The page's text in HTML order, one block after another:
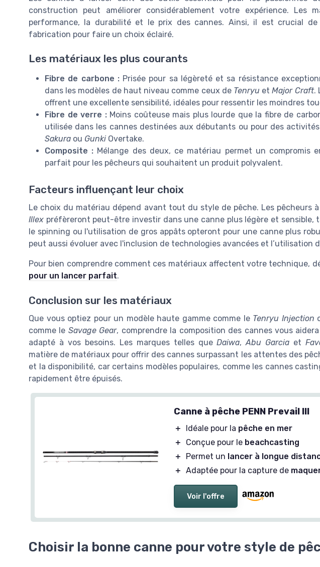
construction peut améliorer considérablement votre expérience. Les
performance, la durabilité et le prix des cannes. Ainsi, il est crucial
fabrication pour faire un choix éclairé.
Les matériaux les plus courants
Fibre de carbone :Prisée pour sa légèreté et sa résistance
dans les modèles de haut niveau comme ceux de Tenryu etMajor Craft.
offrent une excellente sensibilité, idéales pour ressentir les moindres
Fibre de verre :Moins coûteuse mais plus lourde que la fibre de
utilisée dans les cannes destinées aux débutants ou pour des
Sakura ou Gunki Overtake.
Composite : Mélange des deux, ce matériau permet un compromis
parfait pour les pêcheurs qui souhaitent un produit polyvalent.
Facteurs influençant leur choix
Le choix du matériau dépend avant tout du style de pêche. Les pêcheurs
Illex préfèreront peut-être investir dans une canne plus légère et sensible,
le spinning ou l'utilisation de gros appâts opteront pour une canne plus
peut aussi évoluer avec l'inclusion de technologies avancées et l’utilisation
Pour bien comprendre comment ces matériaux affectent votre technique,
pour un lancer parfait.
Conclusion sur les matériaux
Que vous optiez pour un modèle haute gamme comme le Tenryu Injection
comme le Savage Gear, comprendre la composition des cannes vous
adapté à vos besoins. Les marques telles queDaiwa,Abu Garcia et
matière de matériaux pour offrir des cannes surpassant les attentes des
et la disponibilité, car certains modèles populaires, comme les cannes
rapidement être épuisés.
Canne à pêche PENN Prevail III
＋ Idéale pour la pêche en mer
＋
Conçue pour le beachcasting
＋
Permet un lancer à longue
＋ Adaptée pour la capture de
Voir l'offre
Choisir la bonne canne pour votre style de